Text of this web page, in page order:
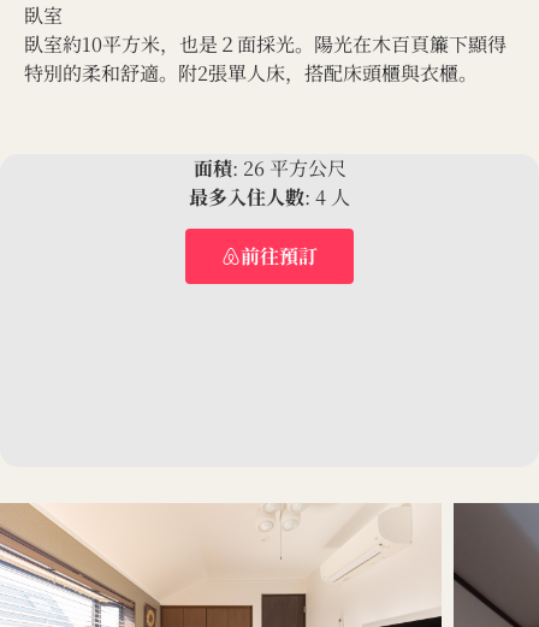
臥室
臥室約10平方米，也是２面採光。陽光在木百頁簾下顯得
特別的柔和舒適。附2張單人床，搭配床頭櫃與衣櫃。
面積: 26 平方公尺
最多入住人數: 4 人
前往預訂